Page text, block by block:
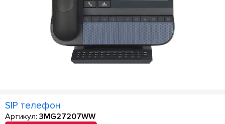
SIP телефон
Артикул: 3MG27207WW